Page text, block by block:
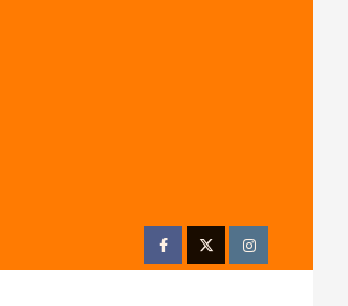
FacebookTwitterInstagram